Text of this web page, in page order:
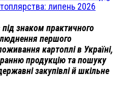
липень 2026
знаком практичного
першого
картоплі в Україні,
продукцію та пошуку
закупівлі й шкільне